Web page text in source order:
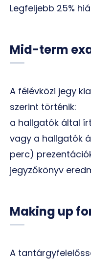
Legfeljebb 25%
Mid-term
A félévközi jegy
szerint történik:
a hallgatók által
vagy a hallgatók
perc)
jegyzőkönyv
Making up
A